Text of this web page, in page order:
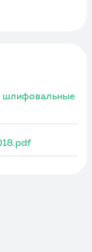
шлифовальные